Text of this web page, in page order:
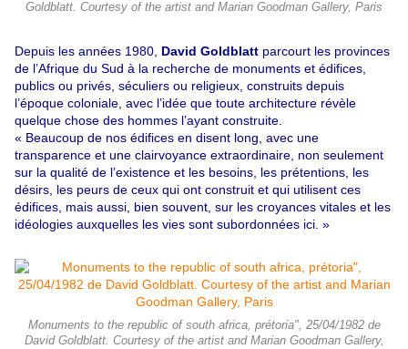
Goldblatt. Courtesy of the artist and Marian Goodman Gallery, Paris
Depuis les années 1980, David Goldblatt parcourt les provinces
de l’Afrique du Sud à la recherche de monuments et édifices,
publics ou privés, séculiers ou religieux, construits depuis
l’époque coloniale, avec l’idée que toute architecture révèle
quelque chose des hommes l’ayant construite.
« Beaucoup de nos édifices en disent long, avec une
transparence et une clairvoyance extraordinaire, non seulement
sur la qualité de l’existence et les besoins, les prétentions, les
désirs, les peurs de ceux qui ont construit et qui utilisent ces
édifices, mais aussi, bien souvent, sur les croyances vitales et les
idéologies auxquelles les vies sont subordonnées ici. »
Monuments to the republic of south africa, prétoria", 25/04/1982 de
David Goldblatt. Courtesy of the artist and Marian Goodman Gallery,